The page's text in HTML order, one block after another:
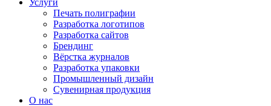
Печать полиграфии
Разработка логотипов
Разработка сайтов
Брендинг
Вёрстка журналов
Разработка упаковки
Промышленный дизайн
Сувенирная продукция
О нас